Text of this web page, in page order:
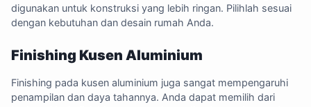
digunakan untuk konstruksi yang lebih ringan. Pilihlah sesuai
dengan kebutuhan dan desain rumah Anda.
Finishing Kusen Aluminium
Finishing pada kusen aluminium juga sangat mempengaruhi
penampilan dan daya tahannya. Anda dapat memilih dari